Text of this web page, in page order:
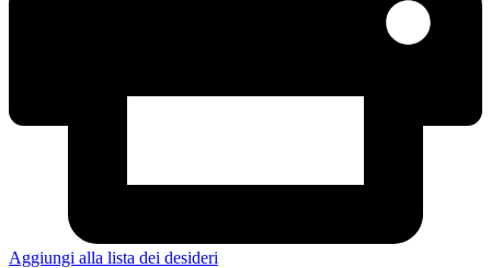
Aggiungi alla lista dei desideri